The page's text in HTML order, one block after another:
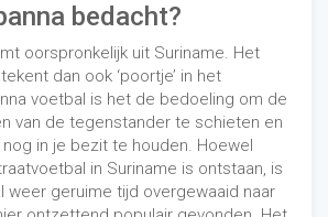
bedacht?
oorspronkelijk uit Suriname. Het
dan ook ‘poortje’ in het
voetbal is het de bedoeling om de
van de tegenstander te schieten en
in je bezit te houden. Hoewel
in Suriname is ontstaan, is
weer geruime tijd overgewaaid naar